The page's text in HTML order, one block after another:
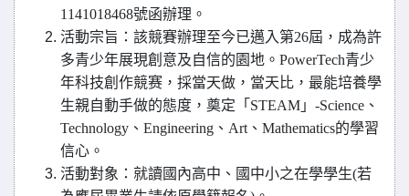
1141018468號函辦理。
活動宗旨：該競賽辦理至今已邁入第26屆，成為許
多青少年展現創意及自信的園地。PowerTech青少
年科技創作競赛，採當天做，當天比，最能培養學
生親自動手做的態度，奠定「STEAM」-Science、
Technology、Engineering、Art、Mathematics的學習
信心。
活動對象：就讀國內高中、國中小之在學學生(若